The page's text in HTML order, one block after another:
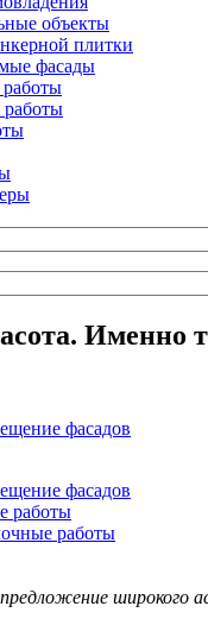
объекты
плитки
фасады
Именно
фасадов
фасадов
работы
работы
широкого